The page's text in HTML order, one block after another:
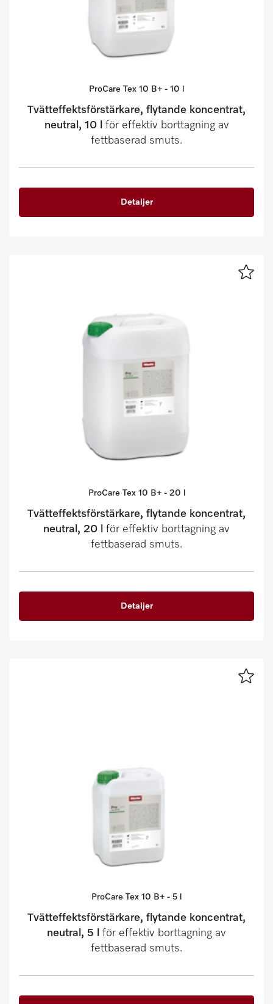
ProCare Tex 10 B+ - 10 l
Tvätteffektsförstärkare, flytande koncentrat,
neutral, 10 l för effektiv borttagning av
fettbaserad smuts.
Detaljer
ProCare Tex 10 B+ - 20 l
Tvätteffektsförstärkare, flytande koncentrat,
neutral, 20 l för effektiv borttagning av
fettbaserad smuts.
Detaljer
ProCare Tex 10 B+ - 5 l
Tvätteffektsförstärkare, flytande koncentrat,
neutral, 5 l för effektiv borttagning av
fettbaserad smuts.